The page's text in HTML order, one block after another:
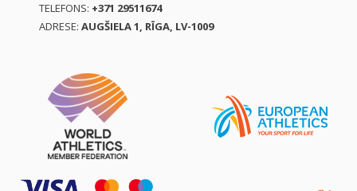
TELEFONS: +371 29511674
ADRESE: AUGŠIELA 1, RĪGA, LV-1009